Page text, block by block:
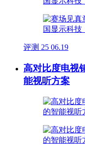
评测 25 06.19
高对比度电视
能视听方案